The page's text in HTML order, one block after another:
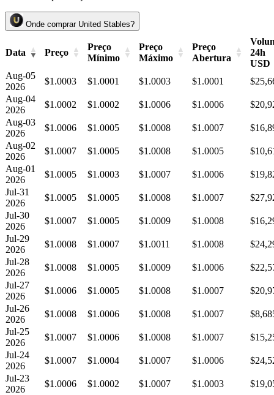
Onde comprar United Stables?
Data Preço
Preço
Mínimo
Preço
Máximo
Preço
Abertura
24h
USD
Aug-05
2026
$1.0003 $1.0001 $1.0003 $1.0001
Aug-04
2026
$1.0002 $1.0002 $1.0006 $1.0006
Aug-03
2026
$1.0006 $1.0005 $1.0008 $1.0007
Aug-02
2026
$1.0007 $1.0005 $1.0008 $1.0005
Aug-01
2026
$1.0005 $1.0003 $1.0007 $1.0006
Jul-31
2026
$1.0005 $1.0005 $1.0008 $1.0007
Jul-30
2026
$1.0007 $1.0005 $1.0009 $1.0008
Jul-29
2026
$1.0008 $1.0007 $1.0011 $1.0008
Jul-28
2026
$1.0008 $1.0005 $1.0009 $1.0006
Jul-27
2026
$1.0006 $1.0005 $1.0008 $1.0007
Jul-26
2026
$1.0008 $1.0006 $1.0008 $1.0007
Jul-25
2026
$1.0007 $1.0006 $1.0008 $1.0007
Jul-24
2026
$1.0007 $1.0004 $1.0007 $1.0006
Jul-23
2026
$1.0006 $1.0002 $1.0007 $1.0003